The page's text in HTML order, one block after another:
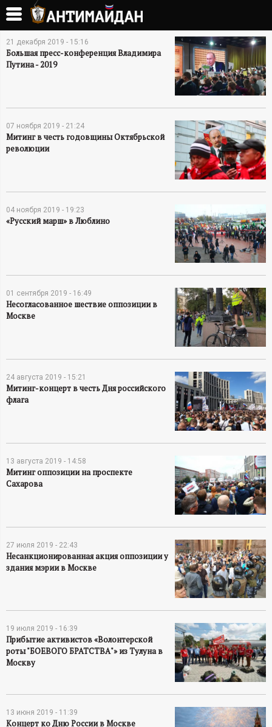
Перейти
основному
содержанию
А
Н
И
М
Й
А
Н
и
н
о
р
а
ц
о
н
ы
21 декабря 2019 - 15:16
Большая пресс-конференция Владимира
Путина - 2019
07 ноября 2019 - 21:24
Митинг в честь годовщины Октябрьской
революции
04 ноября 2019 - 19:23
«Русский марш» в Люблино
01 сентября 2019 - 16:49
Несогласованное шествие оппозиции в
Москве
24 августа 2019 - 15:21
Митинг-концерт в честь Дня российского
флага
13 августа 2019 - 14:58
Митинг оппозиции на проспекте
Сахарова
27 июля 2019 - 22:43
Несанкционированная акция оппозиции у
здания мэрии в Москве
19 июля 2019 - 16:39
Прибытие активистов «Волонтерской
роты "БОЕВОГО БРАТСТВА"» из Тулуна в
Москву
13 июня 2019 - 11:39
Концерт ко Дню России в Москве
С
р
а
н
ц
ы